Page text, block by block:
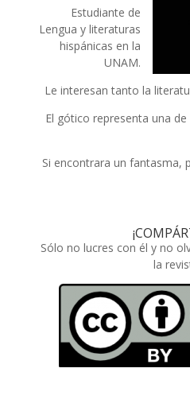
Estudiante de
Lengua y literaturas
hispánicas en la
UNAM.
Le interesan tanto la
El gótico representa una
Si encontrara un fantasma,
Sólo no lucres con él y no
la